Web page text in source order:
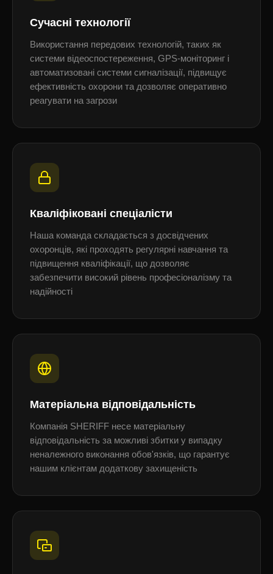
Сучасні технології
Використання передових технологій, таких як
системи відеоспостереження, GPS-моніторинг і
автоматизовані системи сигналізації, підвищує
ефективність охорони та дозволяє оперативно
реагувати на загрози
Кваліфіковані спеціалісти
Наша команда складається з досвідчених
охоронців, які проходять регулярні навчання та
підвищення кваліфікації, що дозволяє
забезпечити високий рівень професіоналізму та
надійності
Матеріальна відповідальність
Компанія SHERIFF несе матеріальну
відповідальність за можливі збитки у випадку
неналежного виконання обов'язків, що гарантує
нашим клієнтам додаткову захищеність